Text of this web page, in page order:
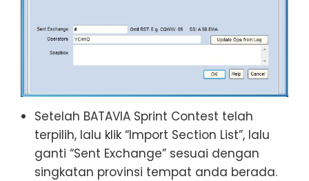
Setelah BATAVIA Sprint Contest telah
terpilih, lalu klik “Import Section List”, lalu
ganti “Sent Exchange” sesuai dengan
singkatan provinsi tempat anda berada.